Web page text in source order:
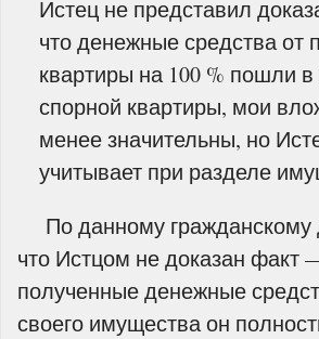
Истец не представил
что денежные средства от
квартиры на 100 % пошли
спорной квартиры, мои
менее значительны, но
учитывает при разделе
По данному гражданскому
что Истцом не доказан факт
полученные денежные
своего имущества он